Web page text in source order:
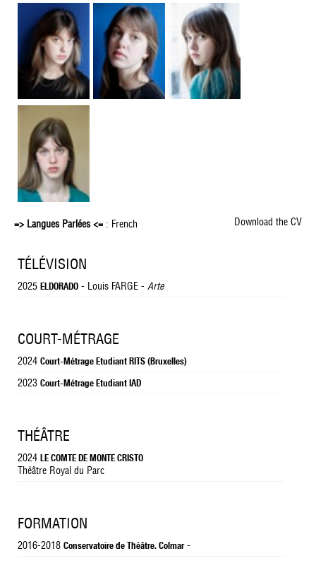
=> Langues Parlées <= : French Download the CV
TÉLÉVISION
2025 ELDORADO - Louis FARGE - Arte
COURT-MÉTRAGE
2024 Court-Métrage Etudiant RITS (Bruxelles)
2023 Court-Métrage Etudiant IAD
THÉÂTRE
2024 LE COMTE DE MONTE CRISTO
Théâtre Royal du Parc
FORMATION
2016-2018 Conservatoire de Théâtre. Colmar-